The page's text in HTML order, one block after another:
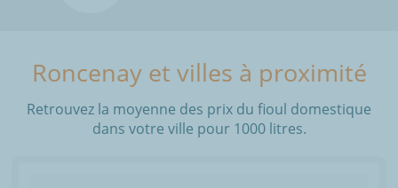
Roncenay et villes à proximité
Retrouvez la moyenne des prix du fioul domestique
dans votre ville pour 1000 litres.